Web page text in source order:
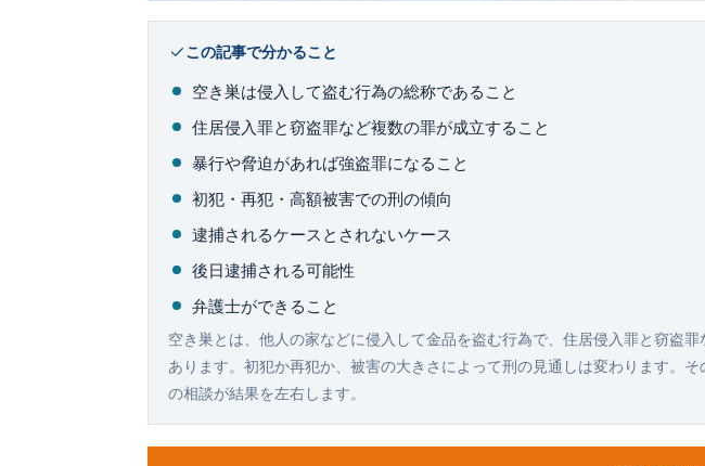
この記事で分かること
空き巣は侵入して盗む行為の総称であること
住居侵入罪と窃盗罪など複数の罪が成立すること
暴行や脅迫があれば強盗罪になること
初犯・再犯・高額被害での刑の傾向
逮捕されるケースとされないケース
後日逮捕される可能性
弁護士ができること
空き巣とは、他人の家などに侵入して金品を盗む行為で、住居侵入罪と窃盗
あります。初犯か再犯か、被害の大きさによって刑の見通しは変わります。
の相談が結果を左右します。